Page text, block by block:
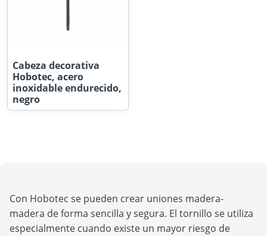
Cabeza decorativa
Hobotec, acero
inoxidable endurecido,
negro
Con Hobotec se pueden crear uniones madera-
madera de forma sencilla y segura. El tornillo se utiliza
especialmente cuando existe un mayor riesgo de